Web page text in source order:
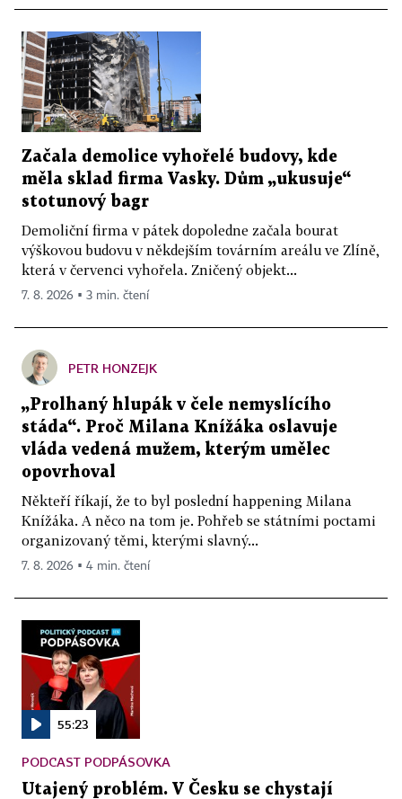
Začala demolice vyhořelé budovy, kde
měla sklad firma Vasky. Dům „ukusuje“
stotunový bagr
Demoliční firma v pátek dopoledne začala bourat
výškovou budovu v někdejším továrním areálu ve Zlíně,
která v červenci vyhořela. Zničený objekt...
7. 8. 2026 ▪ 3 min. čtení
PETR HONZEJK
„Prolhaný hlupák v čele nemyslícího
stáda“. Proč Milana Knížáka oslavuje
vláda vedená mužem, kterým umělec
opovrhoval
Někteří říkají, že to byl poslední happening Milana
Knížáka. A něco na tom je. Pohřeb se státními poctami
organizovaný těmi, kterými slavný...
7. 8. 2026 ▪ 4 min. čtení
55:23
PODCAST PODPÁSOVKA
Utajený problém. V Česku se chystají